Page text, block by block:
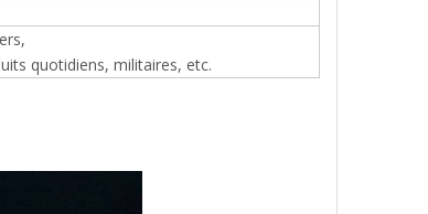
quotidiens, militaires, etc.